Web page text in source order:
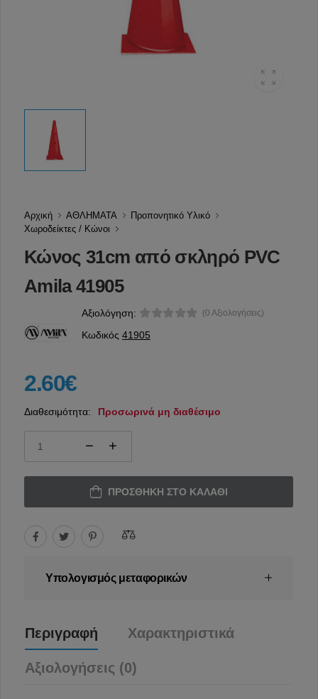
Αρχική ΑΘΛΗΜΑΤΑ
Προπονητικό Υλικό
Χωροδείκτες / Κώνοι
Κώνος 31cm από σκληρό PVC
Amila 41905
Αξιολόγηση: (0 Αξιολογήσεις)
Κωδικός 41905
2.60€
Διαθεσιμότητα: Προσωρινά μη διαθέσιμο
ΠΡΟΣΘΉΚΗ ΣΤΟ ΚΑΛΆΘΙ
Υπολογισμός μεταφορικών
Περιγραφή Χαρακτηριστικά
Αξιολογήσεις (0)